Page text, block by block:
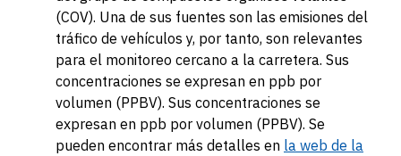
(COV). Una de sus fuentes son las emisiones del
tráfico de vehículos y, por tanto, son relevantes
para el monitoreo cercano a la carretera. Sus
concentraciones se expresan en ppb por
volumen (PPBV). Sus concentraciones se
expresan en ppb por volumen (PPBV). Se
pueden encontrar más detalles en la web de la